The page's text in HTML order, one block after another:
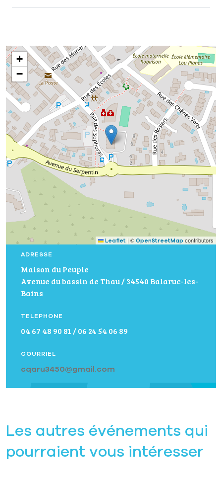
ADRESSE
Maison du Peuple
Avenue du bassin de Thau / 34540 Balaruc-les-
Bains
TELEPHONE
04 67 48 90 81 / 06 24 54 06 89
COURRIEL
cqaru3450@gmail.com
+
−
Leaflet | © OpenStreetMap contributors
Les autres événements qui
pourraient vous intéresser